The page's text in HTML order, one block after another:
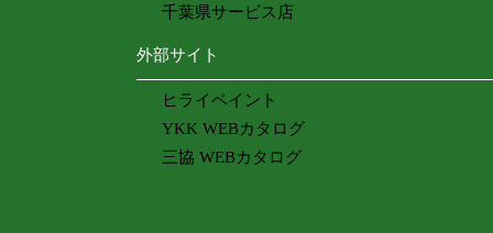
千葉県サービス店
外部サイト
ヒライペイント
YKK WEBカタログ
三協 WEBカタログ